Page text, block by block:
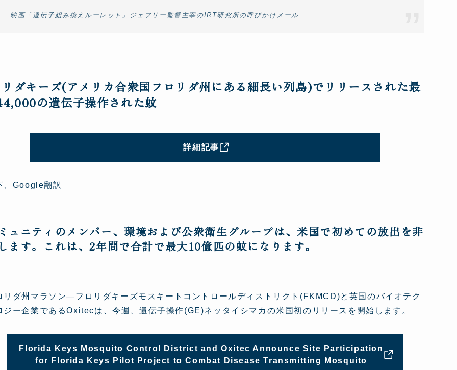
映画「遺伝子組み換えルーレット」ジェフリー監督主宰のIRT研究所の呼びかけメール
ダキーズ(アメリカ合衆国フロリダ州にある細長い列島)でリリースされた最
の遺伝子操作された蚊
詳細記事
、Google翻訳
ュニティのメンバー、環境および公衆衛生グループは、米国で初めての放出を非
ます。これは、2年間で合計で最大10億匹の蚊になります。
リダ州マラソン—フロリダキーズモスキートコントロールディストリクト(FKMCD)と英国のバイオテク
ジー企業であるOxitecは、今週、遺伝子操作(GE)ネッタイシマカの米国初のリリースを開始します。
Florida Keys Mosquito Control District and Oxitec Announce Site Participation
for Florida Keys Pilot Project to Combat Disease Transmitting Mosquito